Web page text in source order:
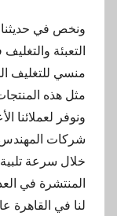
ونخص في حديثنا
التعبئة
مثل هذه
ونوفر لعملائنا
خلال سرعة
المنتشرة في
لنا في القاهرة